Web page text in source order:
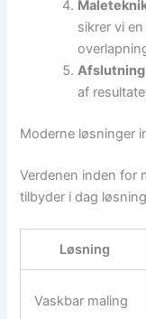
sikrer vi
af
Moderne løsninger
Verdenen inden for
tilbyder i dag
Løsning
Vaskbar maling